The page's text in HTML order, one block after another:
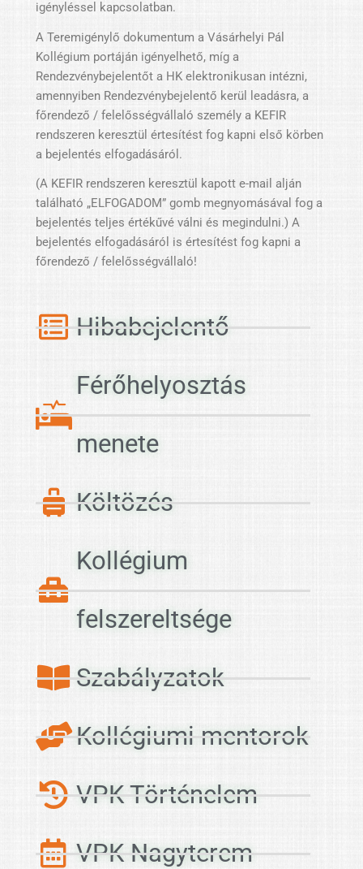
igényléssel kapcsolatban.
A Teremigénylő dokumentum a Vásárhelyi Pál
Kollégium portáján igényelhető, míg a
Rendezvénybejelentőt a HK elektronikusan intézni,
amennyiben Rendezvénybejelentő kerül leadásra, a
főrendező / felelősségvállaló személy a KEFIR
rendszeren keresztül értesítést fog kapni első körben
a bejelentés elfogadásáról.
(A KEFIR rendszeren keresztül kapott e-mail alján
található „ELFOGADOM” gomb megnyomásával fog a
bejelentés teljes értékűvé válni és megindulni.) A
bejelentés elfogadásáról is értesítést fog kapni a
főrendező / felelősségvállaló!
Hibabejelentő
Férőhelyosztás
menete
Költözés
Kollégium
felszereltsége
Szabályzatok
Kollégiumi mentorok
VPK Történelem
VPK Nagyterem